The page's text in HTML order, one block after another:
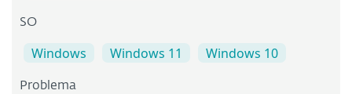
SO
Windows Windows 11 Windows 10
Problema